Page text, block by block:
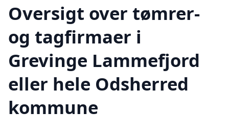
Oversigt over tømrer-
og tagfirmaer i
Grevinge Lammefjord
eller hele Odsherred
kommune